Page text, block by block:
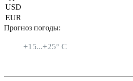
USD
EUR
Прогноз погоды:
+15...+25° C